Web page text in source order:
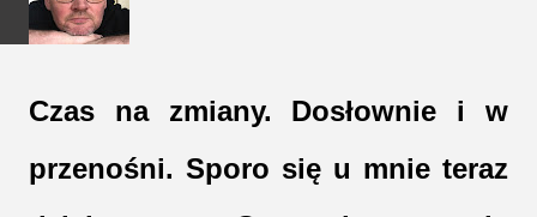
Czas na zmiany. Dosłownie i w
przenośni. Sporo się u mnie teraz